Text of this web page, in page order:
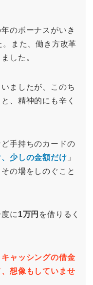
のボーナスがいき
また、働き方改革
した。
ましたが、このち
、精神的にも辛く
手持ちのカードの
少しの金額だけ 」
の場をしのぐこと
に 1万円 を借りるく
ャッシングの借金
想像もしていませ